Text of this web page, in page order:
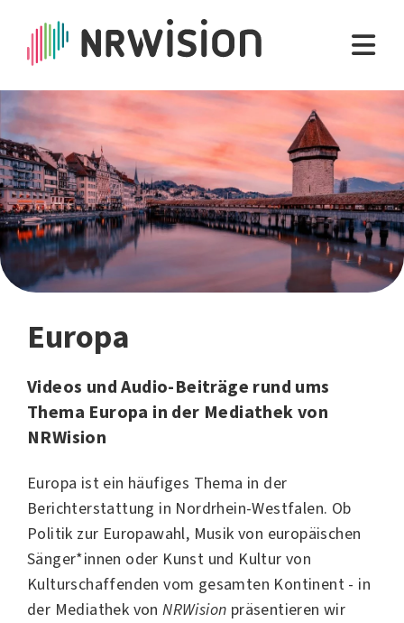
Europa
Videos und Audio-Beiträge rund ums
Thema Europa in der Mediathek von
NRWision
Europa ist ein häufiges Thema in der
Berichterstattung in Nordrhein-Westfalen. Ob
Politik zur Europawahl, Musik von europäischen
Sänger*innen oder Kunst und Kultur von
Kulturschaffenden vom gesamten Kontinent - in
der Mediathek vonNRWision präsentieren wir